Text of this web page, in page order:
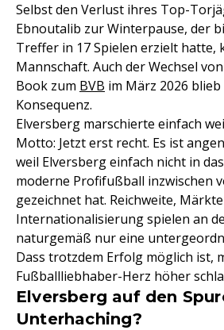
Selbst den Verlust ihres Top-
Ebnoutalib zur Winterpause, der
Treffer in 17 Spielen erzielt hatte,
Mannschaft. Auch der Wechsel
Book zum BVB im März 2026
Konsequenz.
Elversberg marschierte einfach
Motto: Jetzt erst recht. Es ist
weil Elversberg einfach nicht in
moderne Profifußball inzwischen
gezeichnet hat. Reichweite,
Internationalisierung spielen an
naturgemäß nur eine
Dass trotzdem Erfolg möglich ist,
Fußballliebhaber-Herz höher
Elversberg auf den
Unterhaching?